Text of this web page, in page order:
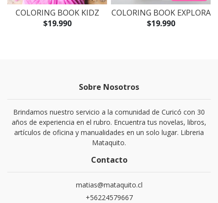
COLORING BOOK KIDZ
$19.990
COLORING BOOK EXPLORA
$19.990
Sobre Nosotros
Brindamos nuestro servicio a la comunidad de Curicó con 30
años de experiencia en el rubro. Encuentra tus novelas, libros,
artículos de oficina y manualidades en un solo lugar. Libreria
Mataquito.
Contacto
matias@mataquito.cl
+56224579667